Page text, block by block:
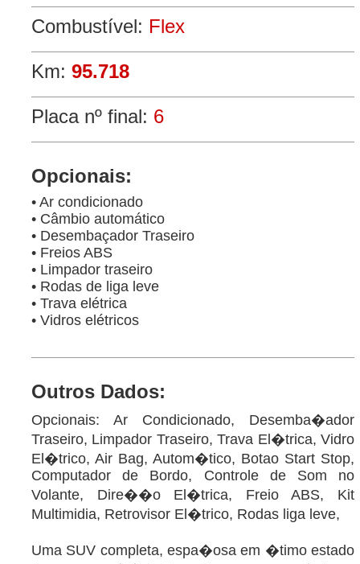
Combustível: Flex
Km: 95.718
Placa nº final: 6
Opcionais:
• Ar condicionado
• Câmbio automático
• Desembaçador Traseiro
• Freios ABS
• Limpador traseiro
• Rodas de liga leve
• Trava elétrica
• Vidros elétricos
Outros Dados:
Opcionais: Ar Condicionado, Desemba�ador
Traseiro, Limpador Traseiro, Trava El�trica, Vidro
El�trico, Air Bag, Autom�tico, Botao Start Stop,
Computador de Bordo, Controle de Som no
Volante, Dire��o El�trica, Freio ABS, Kit
Multimidia, Retrovisor El�trico, Rodas liga leve,
Uma SUV completa, espa�osa em �timo estado